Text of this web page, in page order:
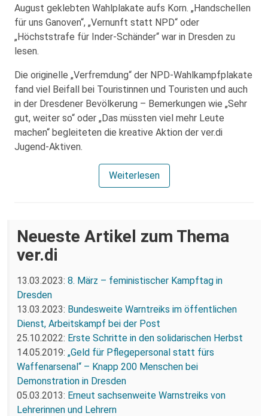
August geklebten Wahlplakate aufs Korn. „Handschellen
für uns Ganoven“, „Vernunft statt NPD“ oder
„Höchststrafe für Inder-Schänder“ war in Dresden zu
lesen.
Die originelle „Verfremdung“ der NPD-Wahlkampfplakate
fand viel Beifall bei Touristinnen und Touristen und auch
in der Dresdener Bevölkerung – Bemerkungen wie „Sehr
gut, weiter so“ oder „Das müssten viel mehr Leute
machen“ begleiteten die kreative Aktion der ver.di
Jugend-Aktiven.
Weiterlesen
Neueste Artikel zum Thema
ver.di
13.03.2023: 8. März – feministischer Kampftag in
Dresden
13.03.2023: Bundesweite Warntreiks im öffentlichen
Dienst, Arbeitskampf bei der Post
25.10.2022: Erste Schritte in den solidarischen Herbst
14.05.2019: „Geld für Pflegepersonal statt fürs
Waffenarsenal“ – Knapp 200 Menschen bei
Demonstration in Dresden
05.03.2013: Erneut sachsenweite Warnstreiks von
Lehrerinnen und Lehrern